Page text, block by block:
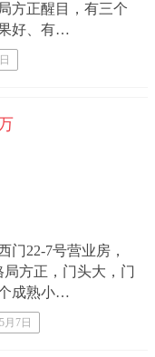
方正醒目，有三个
好、有…
门22-7号营业房，
方正，门头大，门
成熟小…
月7日